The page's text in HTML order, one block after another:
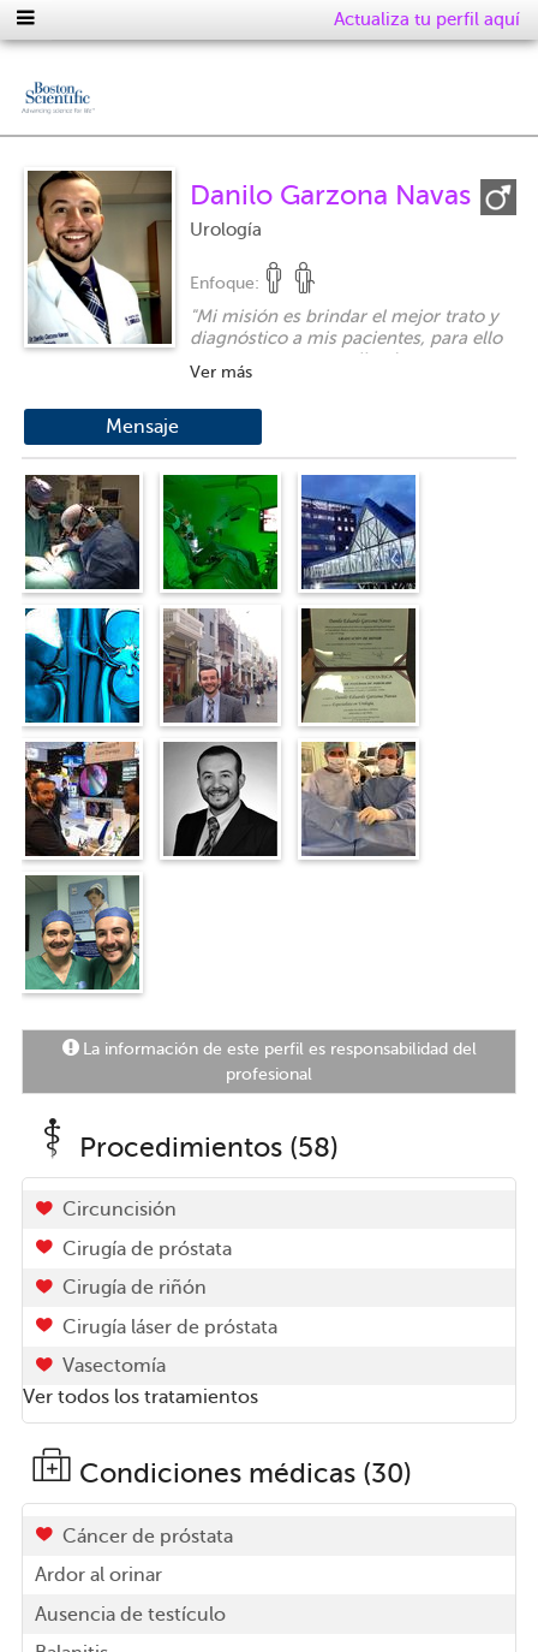
Actualiza tu perfil aquí
Danilo Garzona Navas
Urología
Enfoque:
"Mi misión es brindar el mejor trato y
diagnóstico a mis pacientes, para ello
me mantengo actualizado y en
comunicación con los mismos
dirigirnos en conjunto al mejor
Ver más
Mensaje
La información de este perfil es responsabilidad del
profesional
Procedimientos (58)
Circuncisión
Cirugía de próstata
Cirugía de riñón
Cirugía láser de próstata
Vasectomía
Ver todos los tratamientos
Condiciones médicas (30)
Cáncer de próstata
Ardor al orinar
Ausencia de testículo